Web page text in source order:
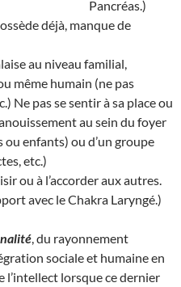
Pancréas.)
déjà, manque de
au niveau familial,
même humain (ne pas
Ne pas se sentir à sa place ou
au sein du foyer
enfants) ou d’un groupe
etc.)
ou à l’accorder aux autres.
avec le Chakra Laryngé.)
, du rayonnement
sociale et humaine en
l’intellect lorsque ce dernier